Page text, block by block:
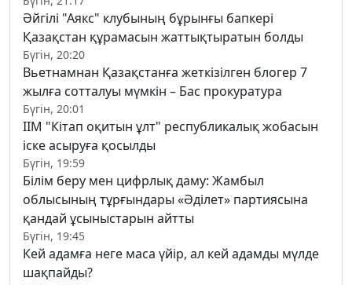
Әйгілі "Аякс" клубының бұрынғы бапкері
Қазақстан құрамасын жаттықтыратын болды
Бүгін, 20:20
Вьетнамнан Қазақстанға жеткізілген блогер 7
жылға сотталуы мүмкін – Бас прокуратура
Бүгін, 20:01
ІІМ "Кітап оқитын ұлт" республикалық жобасын
іске асыруға қосылды
Бүгін, 19:59
Білім беру мен цифрлық даму: Жамбыл
облысының тұрғындары «Әділет» партиясына
қандай ұсыныстарын айтты
Бүгін, 19:45
Кей адамға неге маса үйір, ал кей адамды мүлде
шақпайды?